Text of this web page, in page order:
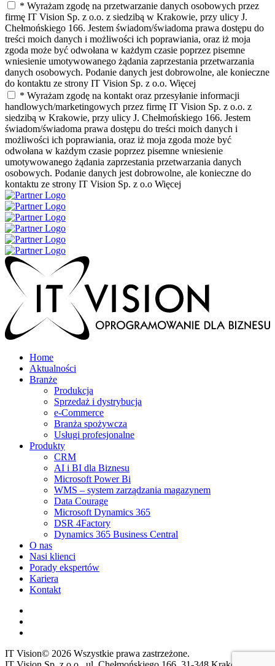
* Wyrażam zgodę na przetwarzanie danych osobowych przez
firmę IT Vision Sp. z o.o. z siedzibą w Krakowie, przy ulicy J.
Chełmońskiego 166. Jestem świadom/świadoma prawa dostępu do
treści moich danych i możliwości ich poprawiania, oraz iż moja
zgoda może być odwołana w każdym czasie poprzez pisemne
wniesienie umotywowanego żądania zaprzestania przetwarzania
danych osobowych. Podanie danych jest dobrowolne, ale konieczne
do kontaktu ze strony IT Vision Sp. z o.o. Więcej
* Wyrażam zgodę na kontakt oraz przesyłanie informacji
handlowych/marketingowych przez firmę IT Vision Sp. z o.o. z
siedzibą w Krakowie, przy ulicy J. Chełmońskiego 166. Jestem
świadom/świadoma prawa dostępu do treści moich danych i
możliwości ich poprawiania, oraz iż moja zgoda może być
odwołana w każdym czasie poprzez pisemne wniesienie
umotywowanego żądania zaprzestania przetwarzania danych
osobowych. Podanie danych jest dobrowolne, ale konieczne do
kontaktu ze strony IT Vision Sp. z o.o Więcej
Home
Aktualności
Branże
Produkcja
Sprzedaż i dystrybucja
e-Commerce
Branża spożywcza
Usługi profesjonalne
Produkty
CRM
AI i BI dla Biznesu
Microsoft Power Bi
WMS – system zarządzania magazynem
Data Courage
Microsoft Dynamics 365
DSR 4Factory
Dynamics 365 Business Central
O nas
Nasi klienci
Porady ekspertów
Kariera
Kontakt
IT Vision© 2026 Wszystkie prawa zastrzeżone.